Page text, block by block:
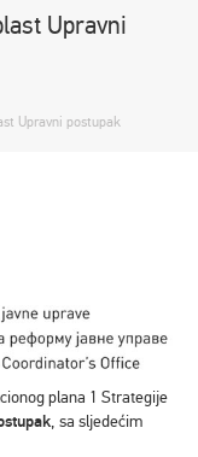
Upravni
Upravni postupak
plana 1 Strategije
, sa sljedećim